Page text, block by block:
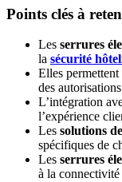
Points clés à
Les serrures
la sécurité
Elles permettent
des
L’intégration
l’expérience
Les solutions
spécifiques de
Les serrures
à la